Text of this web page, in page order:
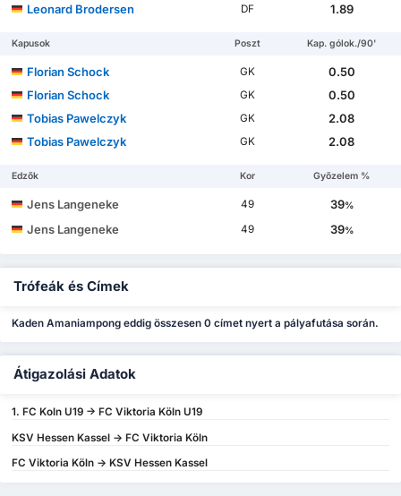
Leonard Brodersen
DF 1.89
Kapusok Poszt Kap. gólok./90'
Florian Schock GK
0.50
Florian Schock
GK
0.50
Tobias Pawelczyk
GK
2.08
Tobias Pawelczyk
GK 2.08
Edzők Kor Győzelem %
Jens Langeneke 49 39%
Jens Langeneke 49 39%
Trófeák és Címek
Kaden Amaniampong eddig összesen 0 címet nyert a pályafutása során.
Átigazolási Adatok
1. FC Koln U19 -> FC Viktoria Köln U19
KSV Hessen Kassel -> FC Viktoria Köln
FC Viktoria Köln -> KSV Hessen Kassel